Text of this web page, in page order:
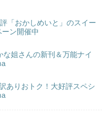
「おかしめいと」のスイー
ン開催中
な姐さんの新刊＆万能ナイ
ありおトク！大好評スペシ